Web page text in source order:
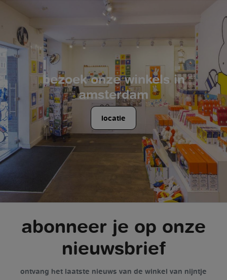
bezoek onze winkels in
amsterdam
locatie
abonneer je op onze
nieuwsbrief
ontvang het laatste nieuws van de winkel van nijntje